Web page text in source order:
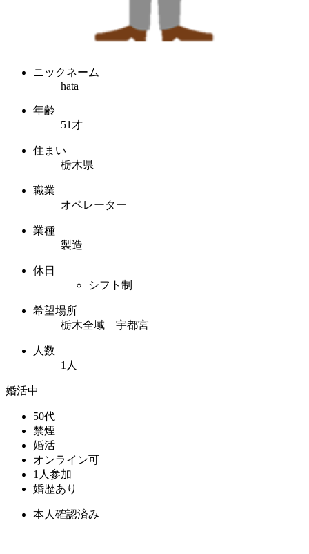
ニックネーム
hata
年齢
51才
住まい
栃木県
職業
オペレーター
業種
製造
休日
シフト制
希望場所
栃木全域 宇都宮
人数
1人
婚活中
50代
禁煙
婚活
オンライン可
1人参加
婚歴あり
本人確認済み